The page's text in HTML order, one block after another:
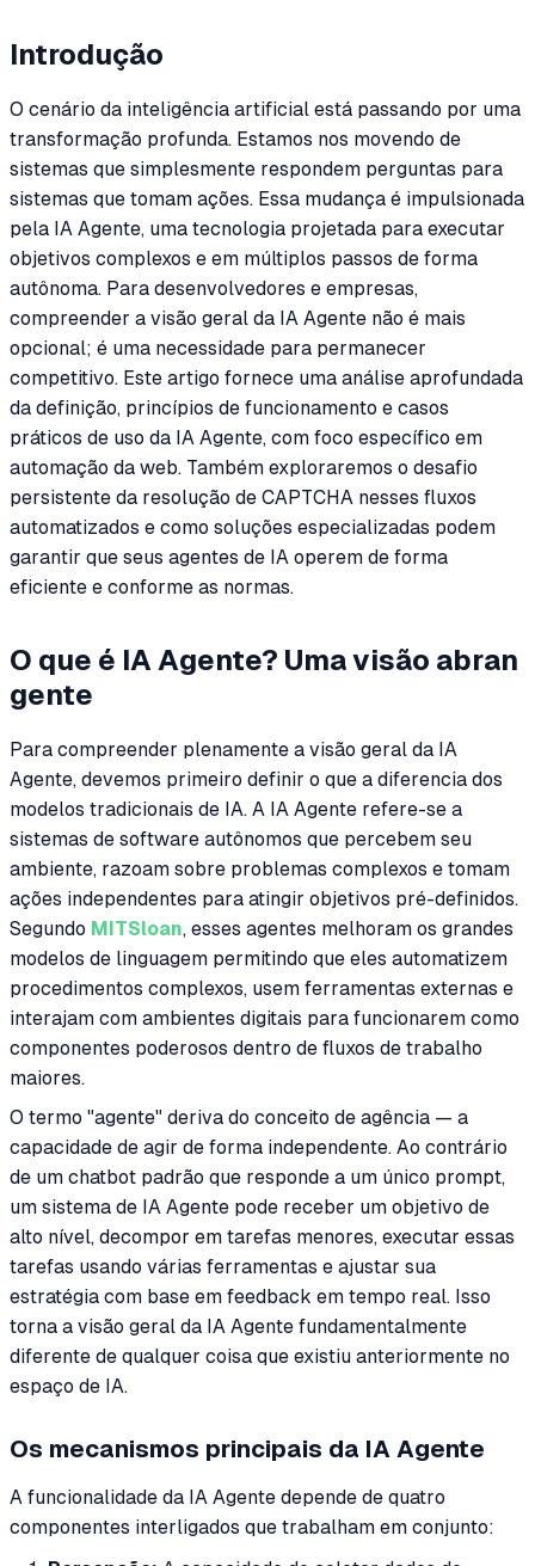
Introdução
O cenário da inteligência artificial está passando por uma
transformação profunda. Estamos nos movendo de
sistemas que simplesmente respondem perguntas para
sistemas que tomam ações. Essa mudança é impulsionada
pela IA Agente, uma tecnologia projetada para executar
objetivos complexos e em múltiplos passos de forma
autônoma. Para desenvolvedores e empresas,
compreender a visão geral da IA Agente não é mais
opcional; é uma necessidade para permanecer
competitivo. Este artigo fornece uma análise aprofundada
da definição, princípios de funcionamento e casos
práticos de uso da IA Agente, com foco específico em
automação da web. Também exploraremos o desafio
persistente da resolução de CAPTCHA nesses fluxos
automatizados e como soluções especializadas podem
garantir que seus agentes de IA operem de forma
eficiente e conforme as normas.
O que é IA Agente? Uma visão abran
gente
Para compreender plenamente a visão geral da IA
Agente, devemos primeiro definir o que a diferencia dos
modelos tradicionais de IA. A IA Agente refere-se a
sistemas de software autônomos que percebem seu
ambiente, razoam sobre problemas complexos e tomam
ações independentes para atingir objetivos pré-definidos.
Segundo MITSloan, esses agentes melhoram os grandes
modelos de linguagem permitindo que eles automatizem
procedimentos complexos, usem ferramentas externas e
interajam com ambientes digitais para funcionarem como
componentes poderosos dentro de fluxos de trabalho
maiores.
O termo "agente" deriva do conceito de agência — a
capacidade de agir de forma independente. Ao contrário
de um chatbot padrão que responde a um único prompt,
um sistema de IA Agente pode receber um objetivo de
alto nível, decompor em tarefas menores, executar essas
tarefas usando várias ferramentas e ajustar sua
estratégia com base em feedback em tempo real. Isso
torna a visão geral da IA Agente fundamentalmente
diferente de qualquer coisa que existiu anteriormente no
espaço de IA.
Os mecanismos principais da IA Agente
A funcionalidade da IA Agente depende de quatro
componentes interligados que trabalham em conjunto: